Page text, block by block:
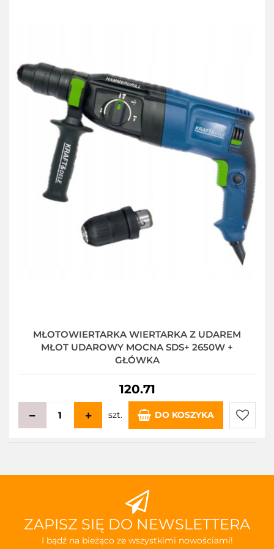
MŁOTOWIERTARKA WIERTARKA Z UDAREM
MŁOT UDAROWY MOCNA SDS+ 2650W +
GŁÓWKA
120.71
szt. DO KOSZYKA
Do
ZAPISZ SIĘ DO NEWSLETTERA
I bądź na bieżąco ze wszystkimi nowościami!